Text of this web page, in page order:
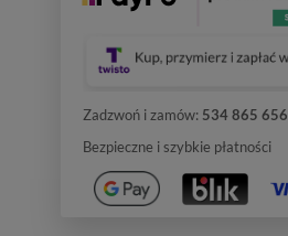
Zadzwoń i zamów: 534 865 656
Bezpieczne i szybkie płatności